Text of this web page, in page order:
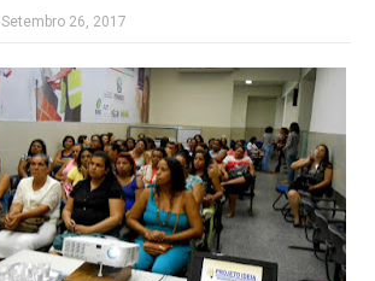
Setembro 26, 2017